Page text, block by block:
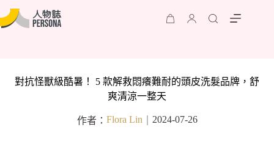
對抗怪獸級酷暑！ 5 款解救悶癢難耐的頭皮洗髮品牌，舒
爽清涼一整天
作者： Flora Lin｜ 2024-07-26